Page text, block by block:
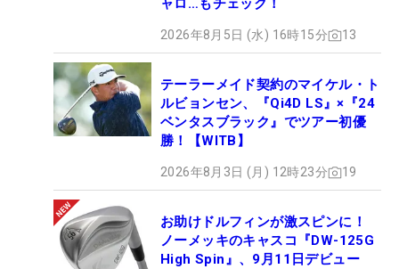
ャロ…もチェック！
2026年8月5日 (水) 16時15分 13
テーラーメイド契約のマイケル・ト
ルビョンセン、『Qi4D LS』×『24
ベンタスブラック』でツアー初優
勝！【WITB】
2026年8月3日 (月) 12時23分 19
お助けドルフィンが激スピンに！
ノーメッキのキャスコ『DW-125G
High Spin』、9月11日デビュー